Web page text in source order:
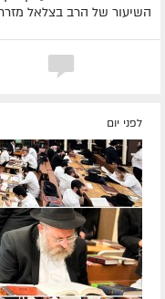
השיעור של הרב בצלאל
לפני יום